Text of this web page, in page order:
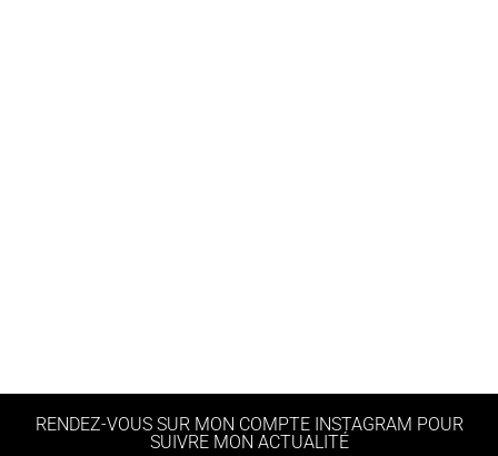
RENDEZ-VOUS SUR MON COMPTE INSTAGRAM POUR
SUIVRE MON ACTUALITÉ